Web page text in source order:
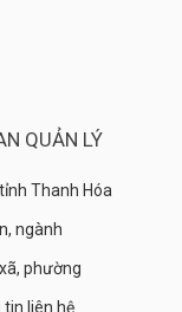
QUẢN LÝ
Thanh Hóa
ngành
phường
tin liên hệ